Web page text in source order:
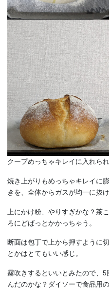
クープめっちゃキレイに入れられ
焼き上がりもめっちゃキレイに
きを、全体からガスが均一に抜
上にかけ粉、やりすぎかな？茶
ろにどばっとかかっちゃう。
断面は包丁で上から押すように
とかはとてもいい感じ。
霧吹きするといいとみたので、
んだのかな？ダイソーで食品用